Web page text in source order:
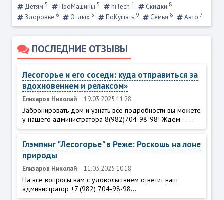
Детям 5 ПроМашины 5 hiTech 1 Скидки 8
Здоровье 6 Отдых 3 ПоКушать 9 Семья 8 Авто 7
ПОСЛЕДНИЕ ОТЗЫВЫ
Лесогорье и его соседи: куда отправиться за
вдохновением и релаксом»
Елизаров Николай 19.03.2025 11:28
Забронировать дом и узнать все подробности вы можете
у нашего администратора 8(982)704-98-98! Ждем ......
Глэмпинг "Лесогорье" в Реже: Роскошь на лоне
природы
Елизаров Николай 11.03.2025 10:18
На все вопросы вам с удовольствием ответит наш
администратор +7 (982) 704-98-98...